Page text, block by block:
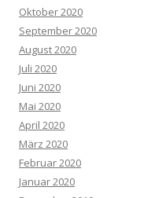
Oktober 2020
September 2020
August 2020
Juli 2020
Juni 2020
Mai 2020
April 2020
März 2020
Februar 2020
Januar 2020